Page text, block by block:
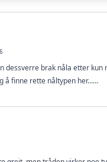
dessverre brak nåla etter
å finne rette nåltypen her……